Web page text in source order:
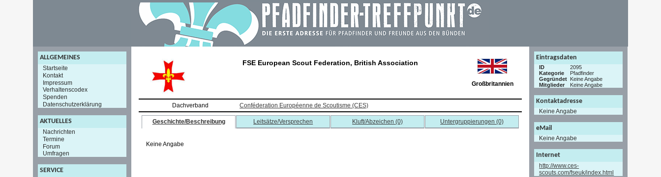
ALLGEMEINES
Startseite
Kontakt
Impressum
Verhaltenscodex
Spenden
Datenschutzerklärung
AKTUELLES
Nachrichten
Termine
Forum
Umfragen
SERVICE
FSE European Scout Federation, British Association
Großbritannien
Dachverband Conféderation Européenne de Scoutisme (CES)
Geschichte/Beschreibung Leitsätze/Versprechen Kluft/Abzeichen (0) Untergruppierungen (0)
Keine Angabe
Eintragsdaten
ID
2095
Kategorie
Pfadfinder
Gegründet Keine Angabe
Mitglieder
Keine Angabe
Kontaktadresse
Keine Angabe
eMail
Keine Angabe
Internet
http://www.ces-
scouts.com/fseuk/index.html